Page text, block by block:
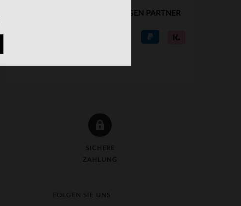
SICHERE
ZAHLUNG
UNSERE VERTRAUENSWÜRDIGEN PARTNER
FOLGEN SIE UNS